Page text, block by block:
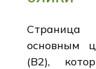
основным
(B2),